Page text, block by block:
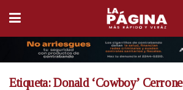
Etiqueta:Donald ‘Cowboy’ Cerrone